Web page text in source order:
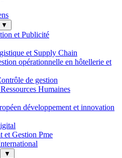
▼
et Publicité
et Supply Chain
opérationnelle en hôtellerie et
de gestion
Humaines
développement et innovation
et Gestion Pme
▼